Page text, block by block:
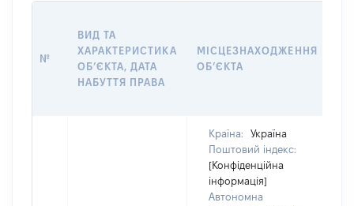
№
ВИД ТА
ХАРАКТЕРИСТИКА
ОБ’ЄКТА, ДАТА
НАБУТТЯ ПРАВА
МІСЦЕЗНАХОДЖЕННЯ
ОБ’ЄКТА
Країна:
Україна
Поштовий індекс:
[Конфіденційна
інформація]
Автономна